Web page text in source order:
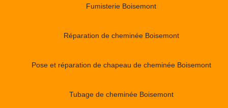
Fumisterie Boisemont
Réparation de cheminée Boisemont
Pose et réparation de chapeau de cheminée Boisemont
Tubage de cheminée Boisemont